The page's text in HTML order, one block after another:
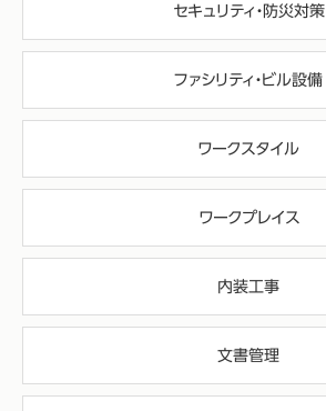
セキュリティ・防災対策
ファシリティ・ビル設備
ワークスタイル
ワークプレイス
内装工事
文書管理